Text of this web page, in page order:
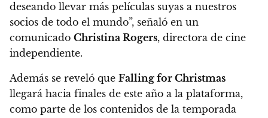
deseando llevar más películas suyas a nuestros
socios de todo el mundo”, señaló en un
comunicado Christina Rogers, directora de cine
independiente.
Además se reveló que Falling for Christmas
llegará hacia finales de este año a la plataforma,
como parte de los contenidos de la temporada